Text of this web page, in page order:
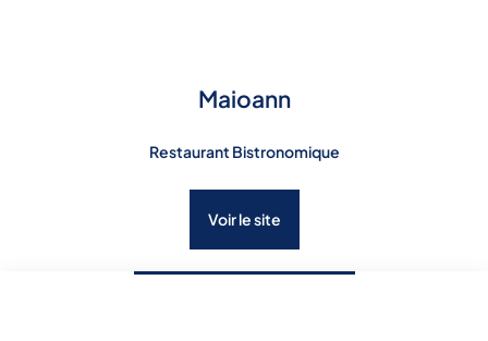
Maioann
Restaurant Bistronomique
Voir le site